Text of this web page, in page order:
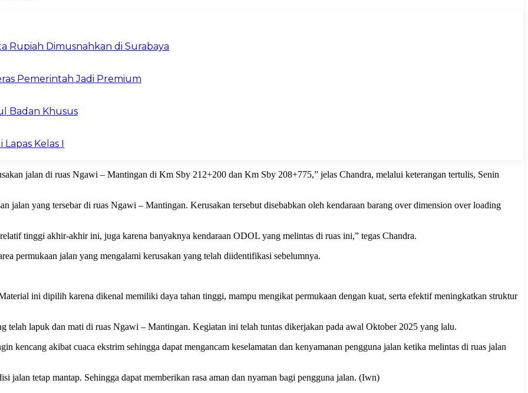
Rupiah Dimusnahkan di Surabaya
Pemerintah Jadi Premium
Badan Khusus
Kelas I
jalan di ruas Ngawi – Mantingan di Km Sby 212+200 dan Km Sby 208+775,” jelas Chandra, melalui keterangan tertulis, Senin
jalan yang tersebar di ruas Ngawi – Mantingan. Kerusakan tersebut disebabkan oleh kendaraan barang over dimension over loading
tinggi akhir-akhir ini, juga karena banyaknya kendaraan ODOL yang melintas di ruas ini,” tegas Chandra.
permukaan jalan yang mengalami kerusakan yang telah diidentifikasi sebelumnya.
ini dipilih karena dikenal memiliki daya tahan tinggi, mampu mengikat permukaan dengan kuat, serta efektif meningkatkan struktur
telah lapuk dan mati di ruas Ngawi – Mantingan. Kegiatan ini telah tuntas dikerjakan pada awal Oktober 2025 yang lalu.
kencang akibat cuaca ekstrim sehingga dapat mengancam keselamatan dan kenyamanan pengguna jalan ketika melintas di ruas jalan
jalan tetap mantap. Sehingga dapat memberikan rasa aman dan nyaman bagi pengguna jalan. (Iwn)